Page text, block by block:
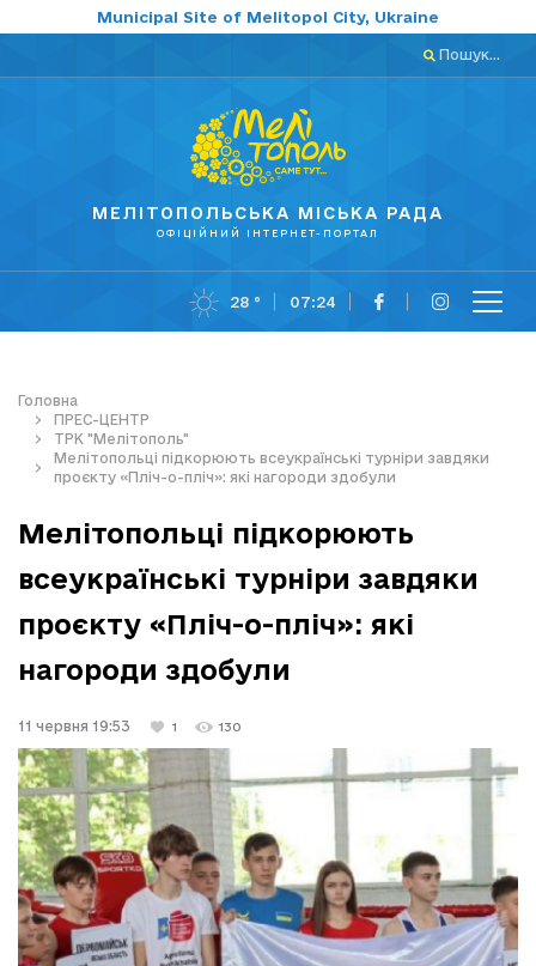
Municipal Site of Melitopol City, Ukraine
Пошук...
МЕЛІТОПОЛЬСЬКА МІСЬКА РАДА
ОФІЦІЙНИЙ ІНТЕРНЕТ-ПОРТАЛ
28 ° 07:24
Головна
ПРЕС-ЦЕНТР
ТРК "Мелітополь"
Мелітопольці підкорюють всеукраїнські турніри завдяки
проєкту «Пліч-о-пліч»: які нагороди здобули
Мелітопольці підкорюють
всеукраїнські турніри завдяки
проєкту «Пліч-о-пліч»: які
нагороди здобули
11 червня 19:53 1 130